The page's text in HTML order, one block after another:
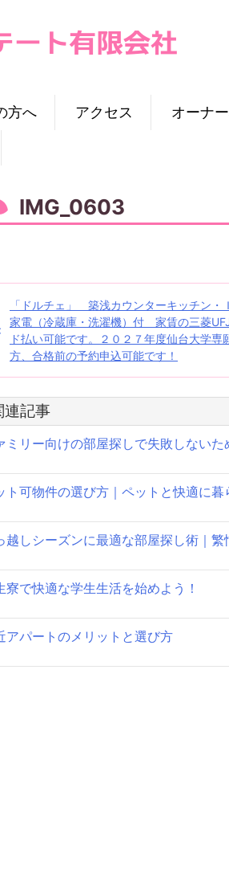
方へ アクセス オーナ
IMG_0603
「ドルチェ」 築浅カウンターキッチン・
家電（冷蔵庫・洗濯機）付 家賃の三菱
ド払い可能です。２０２７年度仙台大学専
方、合格前の予約申込可能です！
連記事
ミリー向けの部屋探しで失敗しない
ト可物件の選び方｜ペットと快適に暮
越しシーズンに最適な部屋探し術｜
寮で快適な学生生活を始めよう！
アパートのメリットと選び方